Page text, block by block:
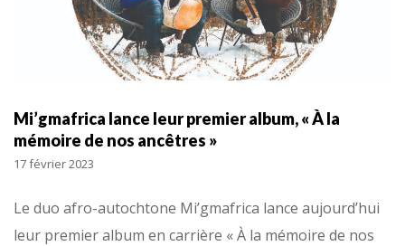
Mi’gmafrica lance leur premier album, « À la
mémoire de nos ancêtres »
17 février 2023
Le duo afro-autochtone Mi’gmafrica lance aujourd’hui
leur premier album en carrière « À la mémoire de nos